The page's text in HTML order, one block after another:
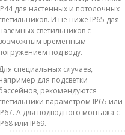
для настенных и потолочных
И не ниже IP65 для
светильников с
временным
под воду.
специальных случаев,
для подсветки
рекомендуются
параметром IP65 или
А для подводного монтажа с
или IP69.